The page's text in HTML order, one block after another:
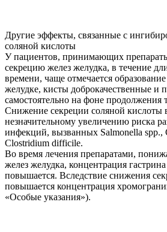
Другие эффекты, связанные с
соляной кислоты
У пациентов, принимающих
секрецию желез желудка, в течение
времени, чаще отмечается
желудке, кисты доброкачественные и
самостоятельно на фоне продолжения
Снижение секреции соляной кислоты
незначительному увеличению риска
инфекций, вызванных Salmonella spp.,
Clostridium difficile.
Во время лечения препаратами,
желез желудка, концентрация
повышается. Вследствие снижения
повышается концентрация
«Особые указания»).